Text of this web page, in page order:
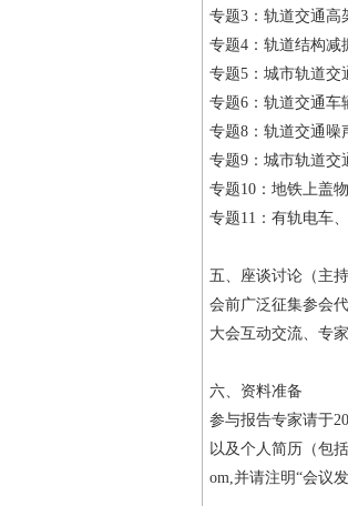
专题3：轨道交通高
专题4：轨道结构减
专题5：城市轨道交
专题6：轨道交通车
专题8：轨道交通噪
专题9：城市轨道交
专题10：地铁上盖
专题11：有轨电车
五、座谈讨论（主持
会前广泛征集参会
大会互动交流、专
六、资料准备
参与报告专家请于
以及个人简历（包
om,并请注明“会议